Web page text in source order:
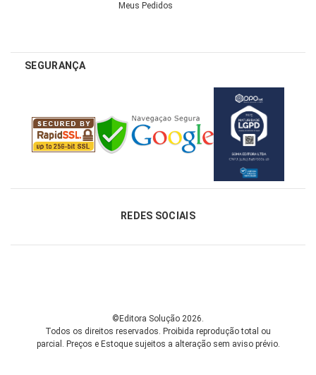
Meus Pedidos
SEGURANÇA
REDES SOCIAIS
©Editora Solução 2026.
Todos os direitos reservados. Proibida reprodução total ou
parcial. Preços e Estoque sujeitos a alteração sem aviso prévio.